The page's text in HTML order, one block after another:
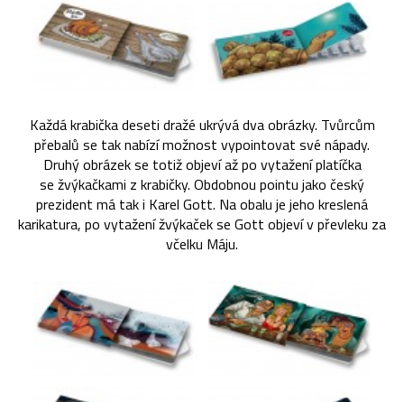
Každá krabička deseti dražé ukrývá dva obrázky. Tvůrcům
přebalů se tak nabízí možnost vypointovat své nápady.
Druhý obrázek se totiž objeví až po vytažení platíčka
se žvýkačkami z krabičky. Obdobnou pointu jako český
prezident má tak i Karel Gott. Na obalu je jeho kreslená
karikatura, po vytažení žvýkaček se Gott objeví v převleku za
včelku Máju.